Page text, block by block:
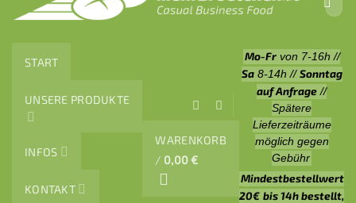
nach:
START
UNSERE PRODUKTE
INFOS
KONTAKT
WARENKORB
/ 0,00€
Mo-Fr von 7-16h //
Sa8-14h // Sonntag
auf Anfrage //
Spätere
Lieferzeiträume
möglich gegen
Gebühr
Mindestbestellwert
20€ bis 14h bestellt,